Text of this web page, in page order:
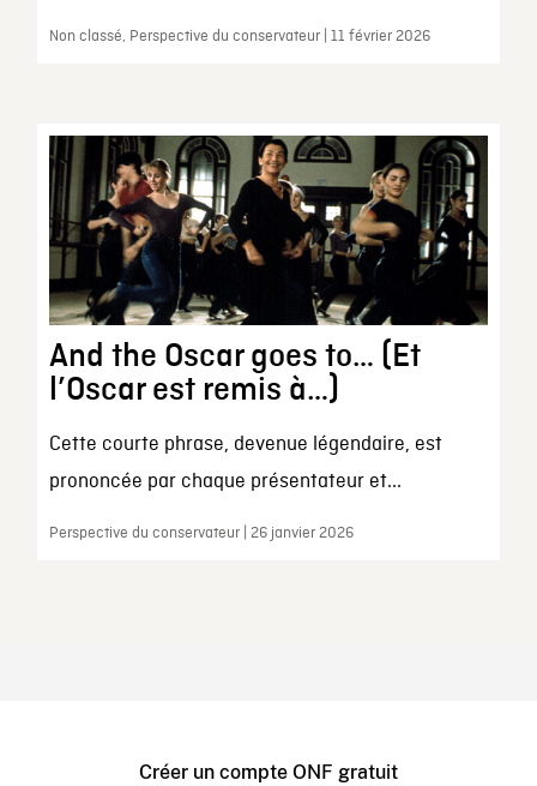
Non classé, Perspective du conservateur | 11 février 2026
And the Oscar goes to… (Et
l’Oscar est remis à…)
Cette courte phrase, devenue légendaire, est
prononcée par chaque présentateur et...
Perspective du conservateur | 26 janvier 2026
Créer un compte ONF gratuit